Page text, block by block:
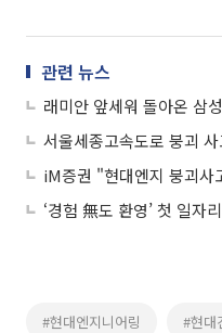
관련 뉴스
iM증권 "현대엔지 붕괴사
‘경험 無도 환영’ 첫 일자
#현대엔지니어링 #현대